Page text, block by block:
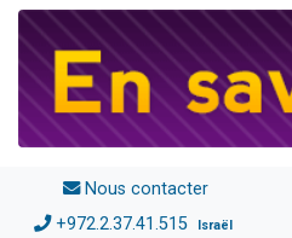
Nous contacter
+972.2.37.41.515 Israël